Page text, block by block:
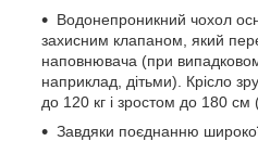
Водонепроникний чохол
захисним клапаном, який
наповнювача (при
наприклад, дітьми). Крісло
до 120 кг і зростом до 180 см
Завдяки поєднанню